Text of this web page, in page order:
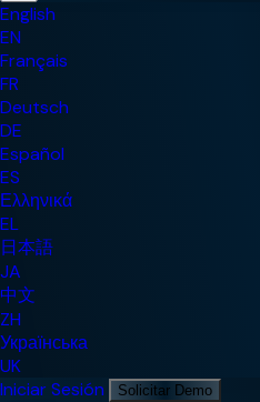
English
EN
Français
FR
Deutsch
DE
Español
ES
Ελληνικά
EL
日本語
JA
中文
ZH
Українська
UK
Iniciar Sesión
Solicitar Demo